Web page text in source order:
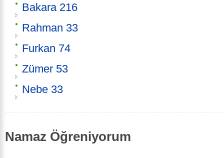
Bakara 216
Rahman 33
Furkan 74
Zümer 53
Nebe 33
Namaz Öğreniyorum